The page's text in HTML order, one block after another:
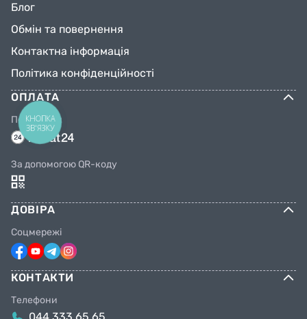
Блог
Обмін та повернення
Контактна інформація
Політика конфіденційності
ОПЛАТА
Переказом
За допомогою QR-коду
ДОВІРА
Соцмережі
КОНТАКТИ
Телефони
КНОПКА
ЗВ'ЯЗКУ